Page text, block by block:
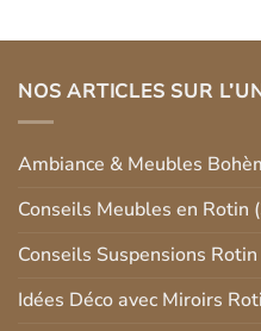
279.90€.269.90€.
NOS ARTICLES SUR
Ambiance & Meubles
Conseils Meubles en Rotin
Conseils Suspensions Rotin
Idées Déco avec Miroirs